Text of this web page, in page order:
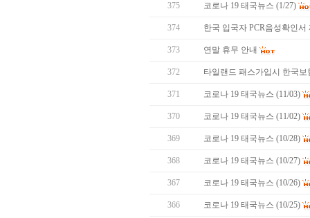
375 코로나 19 태국뉴스 (1/27)
374 한국 입국자 PCR음성확인
373 연말 휴무 안내
372 타일랜드 패스가입시 한국
371 코로나 19 태국뉴스 (11/03)
370 코로나 19 태국뉴스 (11/02)
369 코로나 19 태국뉴스 (10/28)
368 코로나 19 태국뉴스 (10/27)
367 코로나 19 태국뉴스 (10/26)
366 코로나 19 태국뉴스 (10/25)